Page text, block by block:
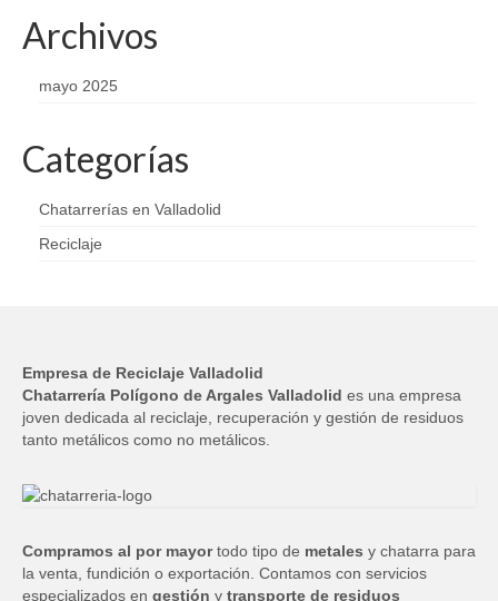
Archivos
mayo 2025
Categorías
Chatarrerías en Valladolid
Reciclaje
Empresa de Reciclaje Valladolid
Chatarrería Polígono de Argales Valladolid es una empresa
joven dedicada al reciclaje, recuperación y gestión de residuos
tanto metálicos como no metálicos.
Compramos al por mayortodo tipo de metales y chatarra para
la venta, fundición o exportación. Contamos con servicios
especializados en gestión y transporte de residuos